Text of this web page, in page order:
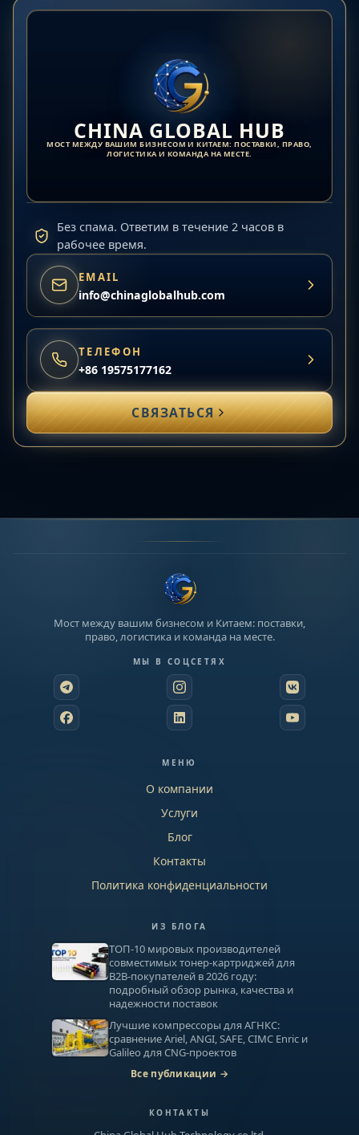
CHINA GLOBAL HUB
МОСТ МЕЖДУ ВАШИМ БИЗНЕСОМ И КИТАЕМ: ПОСТАВКИ, ПРАВО,
ЛОГИСТИКА И КОМАНДА НА МЕСТЕ.
Без спама. Ответим в течение 2 часов в
рабочее время.
EMAIL
info@chinaglobalhub.com
ТЕЛЕФОН
+86 19575177162
СВЯЗАТЬСЯ
Мост между вашим бизнесом и Китаем: поставки,
право, логистика и команда на месте.
МЫ В СОЦСЕТЯХ
МЕНЮ
О компании
Услуги
Блог
Контакты
Политика конфиденциальности
ИЗ БЛОГА
ТОП-10 мировых производителей
совместимых тонер-картриджей для
B2B-покупателей в 2026 году:
подробный обзор рынка, качества и
надежности поставок
Лучшие компрессоры для АГНКС:
сравнение Ariel, ANGI, SAFE, CIMC Enric и
Galileo для CNG-проектов
Все публикации →
КОНТАКТЫ